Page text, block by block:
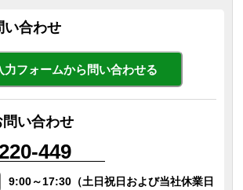
い合わせ
力フォームから問い合わせる
い合わせ
449
9:00～17:30（土日祝日および当社休業日